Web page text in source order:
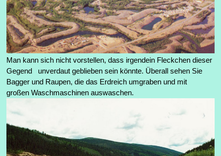
Man kann sich nicht vorstellen, dass irgendein Fleckchen dieser
Gegend unverdaut geblieben sein könnte. Überall sehen Sie
Bagger und Raupen, die das Erdreich umgraben und mit
großen Waschmaschinen auswaschen.